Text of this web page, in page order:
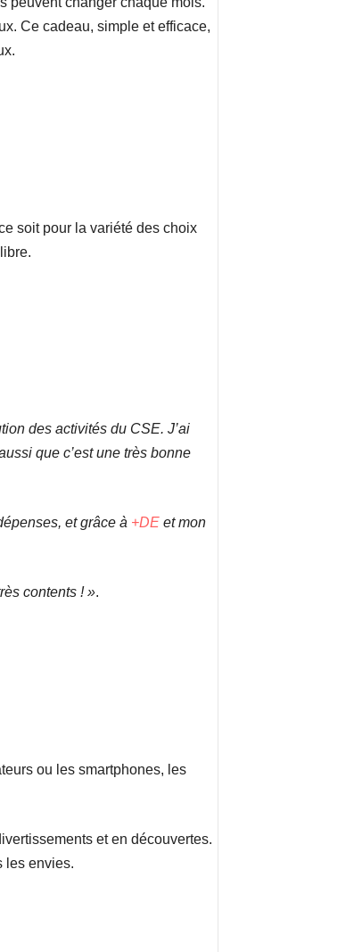
Ce cadeau, simple et efficace,
soit pour la variété des choix
des activités du CSE. J’ai
que c’est une très bonne
et grâce à +DEet mon
contents ! ».
ou les smartphones, les
et en découvertes.
les envies.